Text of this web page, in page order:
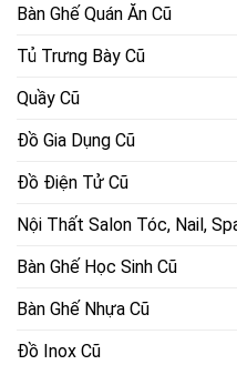
Bàn Ghế Quán Ăn Cũ
Tủ Trưng Bày Cũ
Quầy Cũ
Đồ Gia Dụng Cũ
Đồ Điện Tử Cũ
Nội Thất Salon Tóc, Nail,
Bàn Ghế Học Sinh Cũ
Bàn Ghế Nhựa Cũ
Đồ Inox Cũ